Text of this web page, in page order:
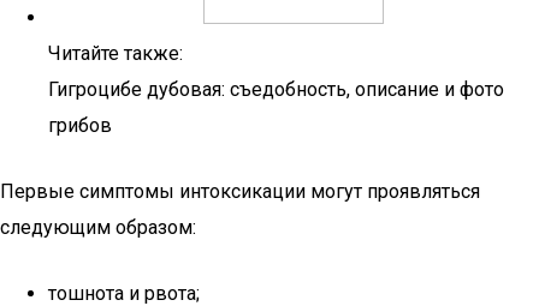
Читайте также:
Гигроцибе дубовая: съедобность, описание и фото
грибов
Первые симптомы интоксикации могут проявляться
следующим образом:
тошнота и рвота;